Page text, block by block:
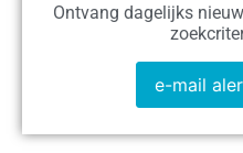
Ontvang dagelijks
e-mail